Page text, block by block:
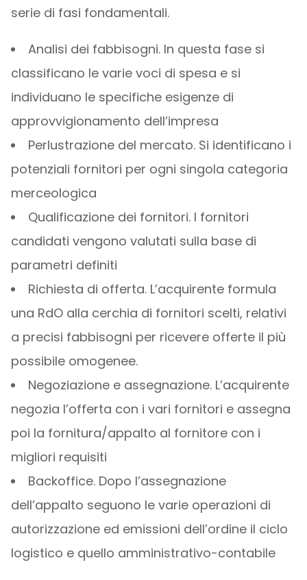
serie di fasi fondamentali.
Analisi dei fabbisogni. In questa fase si
classificano le varie voci di spesa e si
individuano le specifiche esigenze di
approvvigionamento dell’impresa
Perlustrazione del mercato. Si identificano i
potenziali fornitori per ogni singola categoria
merceologica
Qualificazione dei fornitori. I fornitori
candidati vengono valutati sulla base di
parametri definiti
Richiesta di offerta. L’acquirente formula
una RdO alla cerchia di fornitori scelti, relativi
a precisi fabbisogni per ricevere offerte il più
possibile omogenee.
Negoziazione e assegnazione. L’acquirente
negozia l’offerta con i vari fornitori e assegna
poi la fornitura/appalto al fornitore con i
migliori requisiti
Backoffice. Dopo l’assegnazione
dell’appalto seguono le varie operazioni di
autorizzazione ed emissioni dell’ordine il ciclo
logistico e quello amministrativo-contabile